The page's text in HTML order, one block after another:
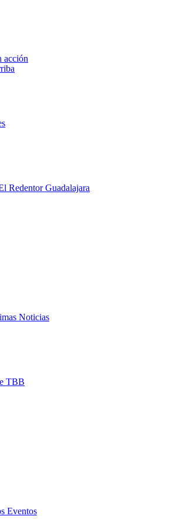
acción
Redentor Guadalajara
Noticias
TBB
Eventos